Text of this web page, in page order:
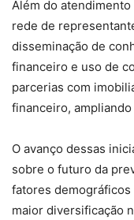
Além do
rede de
disseminação de
financeiro e uso de
parcerias com
financeiro,
O avanço dessas
sobre o futuro da
fatores
maior diversificação